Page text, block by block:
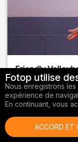
Friendly
Sports BR
Orange County
Volley-ball
Fotop utilise
Nous enregistrons
expérience de
En continuant, vous
ACCORD ET